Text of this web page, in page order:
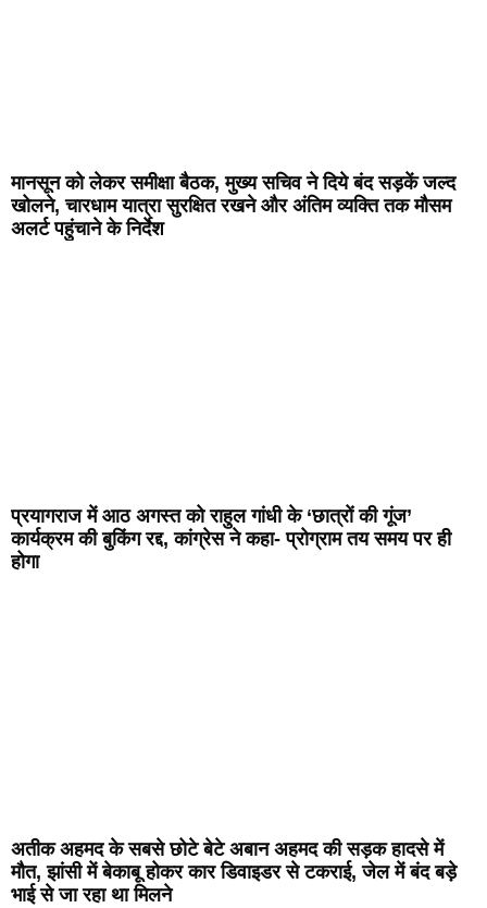
मानसून को लेकर समीक्षा बैठक, मुख्य सचिव ने दिये बंद सड़कें जल्द
खोलने, चारधाम यात्रा सुरक्षित रखने और अंतिम व्यक्ति तक मौसम
अलर्ट पहुंचाने के निर्देश
प्रयागराज में आठ अगस्त को राहुल गांधी के ‘छात्रों की गूंज’
कार्यक्रम की बुकिंग रद्द, कांग्रेस ने कहा- प्रोग्राम तय समय पर ही
होगा
अतीक अहमद के सबसे छोटे बेटे अबान अहमद की सड़क हादसे में
मौत, झांसी में बेकाबू होकर कार डिवाइडर से टकराई, जेल में बंद बड़े
भाई से जा रहा था मिलने